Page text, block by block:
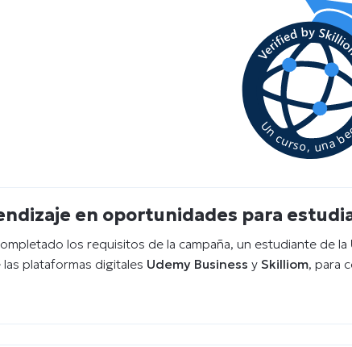
en oportunidades para
los requisitos de la campaña, un estudiante de la
plataformas digitales Udemy Business y Skilliom, para